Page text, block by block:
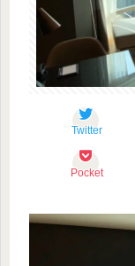
Twitter
Pocket